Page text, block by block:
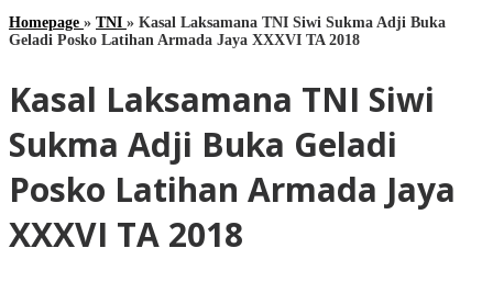
Homepage » TNI » Kasal Laksamana TNI Siwi Sukma Adji Buka
Geladi Posko Latihan Armada Jaya XXXVI TA 2018
Kasal Laksamana TNI Siwi
Sukma Adji Buka Geladi
Posko Latihan Armada Jaya
XXXVI TA 2018